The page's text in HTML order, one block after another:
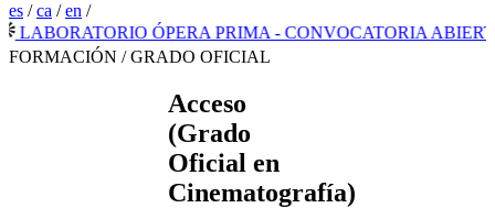
es /ca /en /
ÓPERA PRIMA - CONVOCATORIA ABIERTA
FORMACIÓN / GRADO OFICIAL
Acceso
(Grado
Oficial en
Cinematografía)